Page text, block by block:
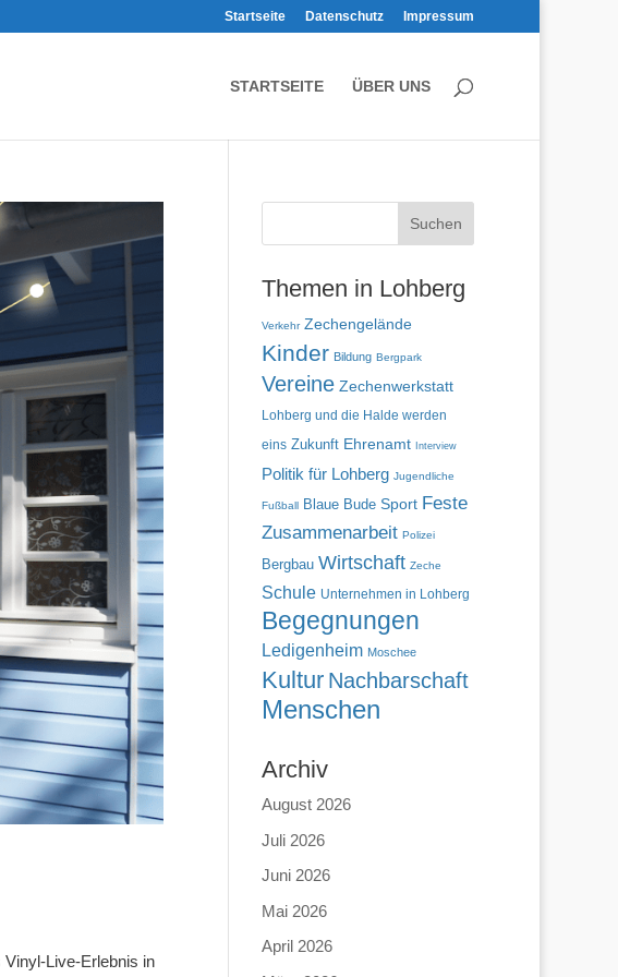
Startseite Datenschutz Impressum
STARTSEITE ÜBER UNS
Live-Erlebnis in
Themen in Lohberg
Verkehr Zechengelände
Kinder Bildung Bergpark
Vereine Zechenwerkstatt
Lohberg und die Halde werden
eins Zukunft Ehrenamt Interview
Politik für Lohberg Jugendliche
Fußball Blaue Bude Sport Feste
Zusammenarbeit Polizei
Bergbau Wirtschaft Zeche
Schule Unternehmen in Lohberg
Begegnungen
Ledigenheim Moschee
Kultur Nachbarschaft
Menschen
Archiv
August 2026
Juli 2026
Juni 2026
Mai 2026
April 2026